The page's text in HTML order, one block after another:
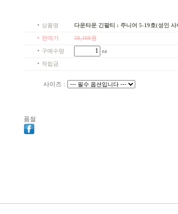
상품명 다운타운 긴팔티 : 주니어 5-19호(성인 사
판매가 30,400원
구매수량 ea
적립금
사이즈 :
품절